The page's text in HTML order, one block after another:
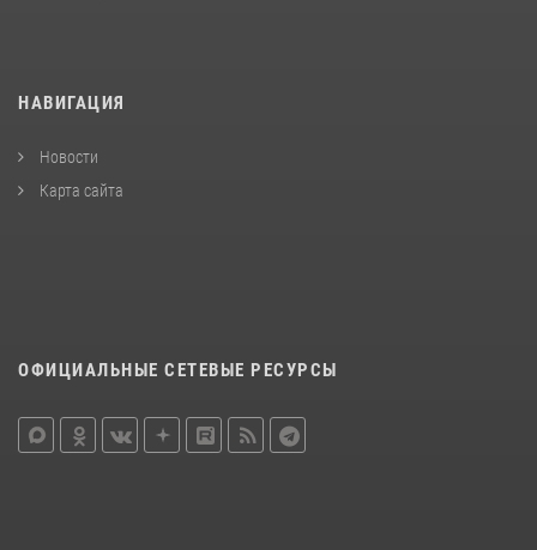
НАВИГАЦИЯ
Новости
Карта сайта
ОФИЦИАЛЬНЫЕ СЕТЕВЫЕ РЕСУРСЫ